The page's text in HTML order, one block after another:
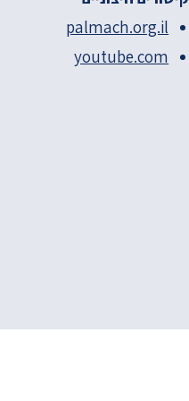
palmach.org.il
youtube.com